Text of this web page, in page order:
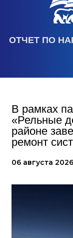
ОТЧЕТ ПО
В рамках
«Рельные
районе
ремонт
06 августа